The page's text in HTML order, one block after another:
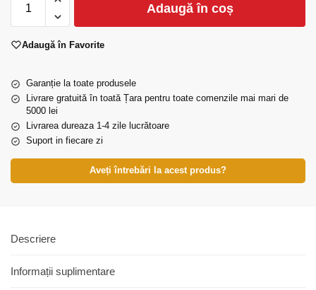
Adaugă în coș
Adaugă în Favorite
Garanție la toate produsele
Livrare gratuită în toată Țara pentru toate comenzile mai mari de
5000 lei
Livrarea dureaza 1-4 zile lucrătoare
Suport in fiecare zi
Aveți întrebări la acest produs?
Descriere
Informații suplimentare